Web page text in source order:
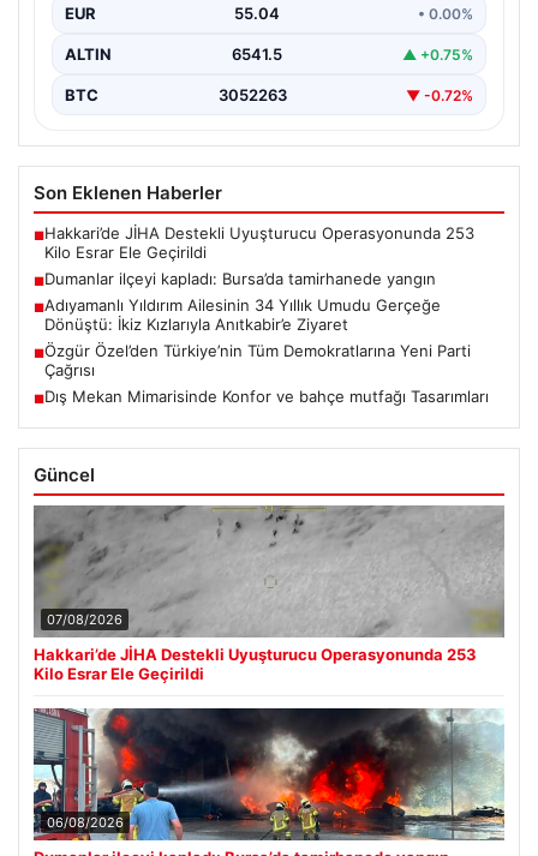
EUR 55.04 • 0.00%
ALTIN 6541.5 ▲ +0.75%
BTC 3052263 ▼ -0.72%
Son Eklenen Haberler
■Hakkari’de JİHA Destekli Uyuşturucu Operasyonunda 253
Kilo Esrar Ele Geçirildi
■Dumanlar ilçeyi kapladı: Bursa’da tamirhanede yangın
■Adıyamanlı Yıldırım Ailesinin 34 Yıllık Umudu Gerçeğe
Dönüştü: İkiz Kızlarıyla Anıtkabir’e Ziyaret
■Özgür Özel’den Türkiye’nin Tüm Demokratlarına Yeni Parti
Çağrısı
■Dış Mekan Mimarisinde Konfor ve bahçe mutfağı Tasarımları
Güncel
07/08/2026
Hakkari’de JİHA Destekli Uyuşturucu Operasyonunda 253
Kilo Esrar Ele Geçirildi
06/08/2026